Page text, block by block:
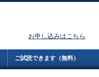
ご試読できます（無料）
お申し込みはこちら